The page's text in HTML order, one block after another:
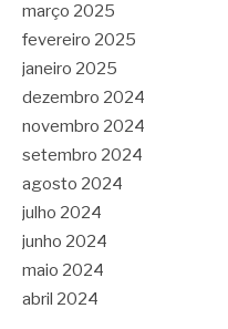
março 2025
fevereiro 2025
janeiro 2025
dezembro 2024
novembro 2024
setembro 2024
agosto 2024
julho 2024
junho 2024
maio 2024
abril 2024